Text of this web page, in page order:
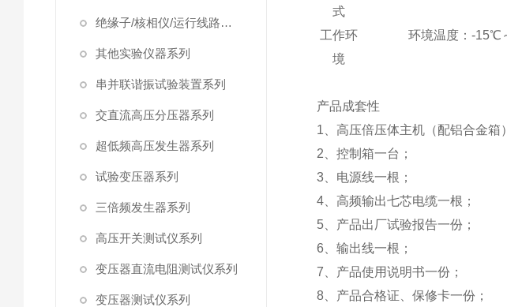
绝缘子/核相仪/运行线路试验仪器
其他实验仪器系列
串并联谐振试验装置系列
交直流高压分压器系列
超低频高压发生器系列
试验变压器系列
三倍频发生器系列
高压开关测试仪系列
变压器直流电阻测试仪系列
变压器测试仪系列
式
工作环
境
环境温度：-15℃
产品成套性
1、高压倍压体主机（配铝合金箱
2、控制箱一台；
3、电源线一根；
4、高频输出七芯电缆一根；
5、产品出厂试验报告一份；
6、输出线一根；
7、产品使用说明书一份；
8、产品合格证、保修卡一份；